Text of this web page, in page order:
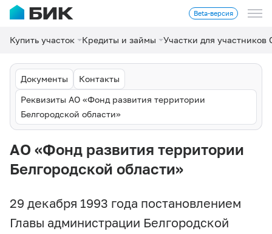
Beta-версия
Купить участок Кредиты и займы Участки для участников
Документы
Контакты
Реквизиты АО «Фонд развития территории
Белгородской области»
АО «Фонд развития территории
Белгородской области»
29 декабря 1993 года постановлением
Главы администрации Белгородской